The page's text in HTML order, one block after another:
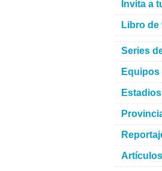
Invita a
Libro de
Series
Equipos
Artículos